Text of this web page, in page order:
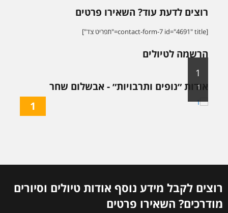
רוצים לדעת עוד? השאירו פרטים
[contact-form-7 id="4691" title="תפריט צד"]
הרשמה לטיולים
אודות ״נופים ותרבויות״ - אבשלום שחר
1
1
1
רוצים לקבל מידע נוסף אודות טיולים וסיורים
מודרכים? השאירו פרטים